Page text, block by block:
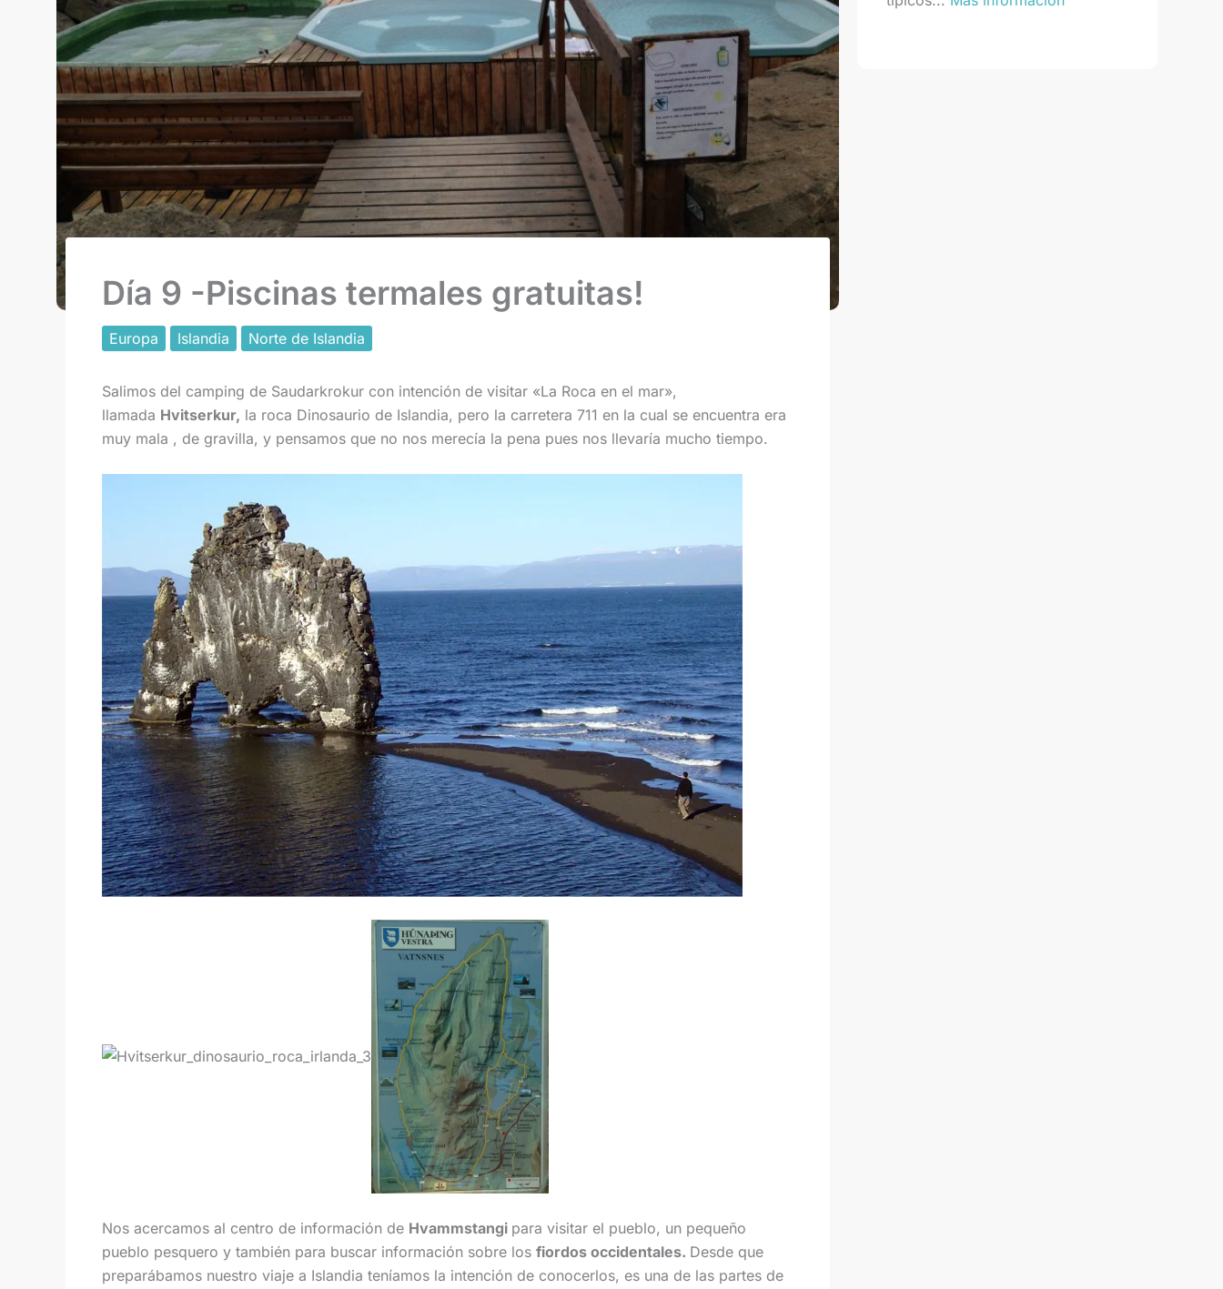
Día 9 -Piscinas termales gratuitas!
Europa Islandia Norte de Islandia
Salimos del camping de Saudarkrokur con intención de visitar «La Roca en el mar»,
llamada Hvitserkur, la roca Dinosaurio de Islandia, pero la carretera 711 en la cual se encuentra era
muy mala , de gravilla, y pensamos que no nos merecía la pena pues nos llevaría mucho tiempo.
Nos acercamos al centro de información de Hvammstangi para visitar el pueblo, un pequeño
pueblo pesquero y también para buscar información sobre los fiordos occidentales. Desde que
preparábamos nuestro viaje a Islandia teníamos la intención de conocerlos, es una de las partes de